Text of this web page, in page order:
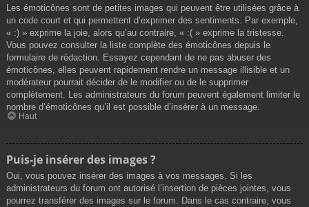
Les émoticônes sont de petites images qui peuvent être utilisées grâce à
un code court et qui permettent d’exprimer des sentiments. Par exemple,
« :) » exprime la joie, alors qu’au contraire, « :( » exprime la tristesse.
Vous pouvez consulter la liste complète des émoticônes depuis le
formulaire de rédaction. Essayez cependant de ne pas abuser des
émoticônes, elles peuvent rapidement rendre un message illisible et un
modérateur pourrait décider de le modifier ou de le supprimer
complètement. Les administrateurs du forum peuvent également limiter le
nombre d’émoticônes qu’il est possible d’insérer à un message.
Haut
Puis-je insérer des images ?
Oui, vous pouvez insérer des images à vos messages. Si les
administrateurs du forum ont autorisé l’insertion de pièces jointes, vous
pourrez transférer des images sur le forum. Dans le cas contraire, vous